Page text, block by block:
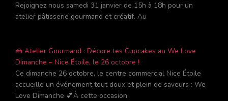
Rejoignez nous samedi 31 janvier de 15h à 18h pour un
atelier pâtisserie gourmand et créatif. Au
🍰 Atelier Gourmand : Décore tes Cupcakes au We Love
Dimanche – Nice Étoile, le 26 octobre !
Ce dimanche 26 octobre, le centre commercial Nice Étoile
accueille un événement tout doux et plein de saveurs : We
Love Dimanche 💕À cette occasion,